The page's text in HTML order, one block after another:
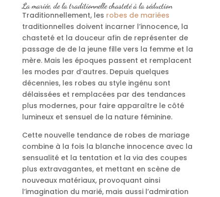
La mariée, de la traditionnelle chasteté à la séduction
Traditionnellement, les robes de mariées
traditionnelles doivent incarner l’innocence, la
chasteté et la douceur afin de représenter de
passage de de la jeune fille vers la femme et la
mère. Mais les époques passent et remplacent
les modes par d’autres. Depuis quelques
décennies, les robes au style ingénu sont
délaissées et remplacées par des tendances
plus modernes, pour faire apparaître le côté
lumineux et sensuel de la nature féminine.
Cette nouvelle tendance de robes de mariage
combine à la fois la blanche innocence avec la
sensualité et la tentation et la via des coupes
plus extravagantes, et mettant en scène de
nouveaux matériaux, provoquant ainsi
l’imagination du marié, mais aussi l’admiration